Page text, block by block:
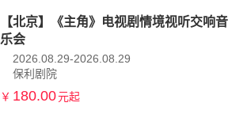
【北京】《主角》电视剧情境视听交响音
乐会
2026.08.29-2026.08.29
保利剧院
￥ 180.00元起